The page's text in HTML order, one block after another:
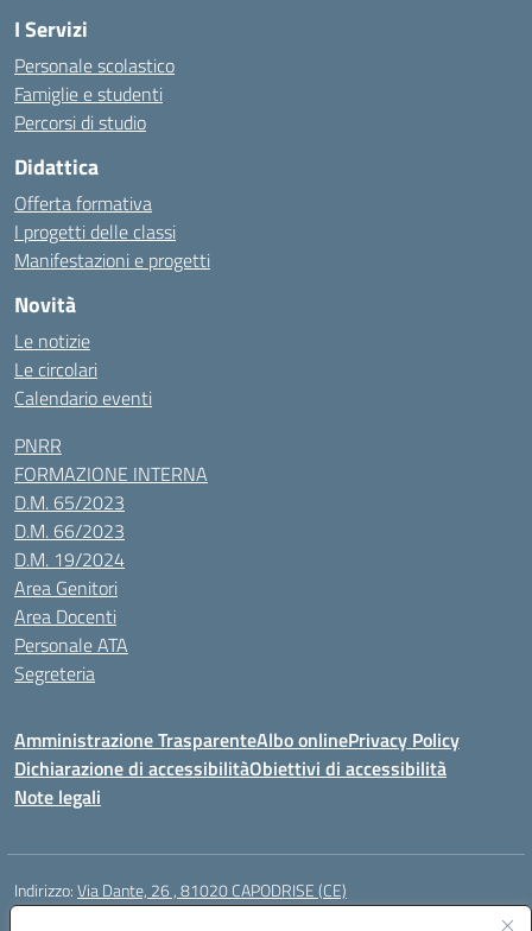
I Servizi
Personale scolastico
Famiglie e studenti
Percorsi di studio
Didattica
Offerta formativa
I progetti delle classi
Manifestazioni e progetti
Novità
Le notizie
Le circolari
Calendario eventi
PNRR
FORMAZIONE INTERNA
D.M. 65/2023
D.M. 66/2023
D.M. 19/2024
Area Genitori
Area Docenti
Personale ATA
Segreteria
Amministrazione TrasparenteAlbo onlinePrivacy Policy
Dichiarazione di accessibilitàObiettivi di accessibilità
Note legali
Indirizzo:Via Dante, 26 , 81020 CAPODRISE (CE)
Centralino: